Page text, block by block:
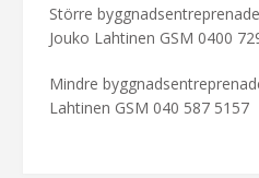
Större
Jouko Lahtinen GSM 0400
Mindre
Lahtinen GSM 040 587 5157